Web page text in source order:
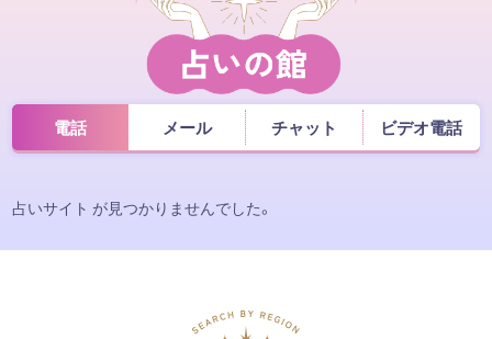
電話 メール チャット ビデオ電話
占いサイト が見つかりませんでした。